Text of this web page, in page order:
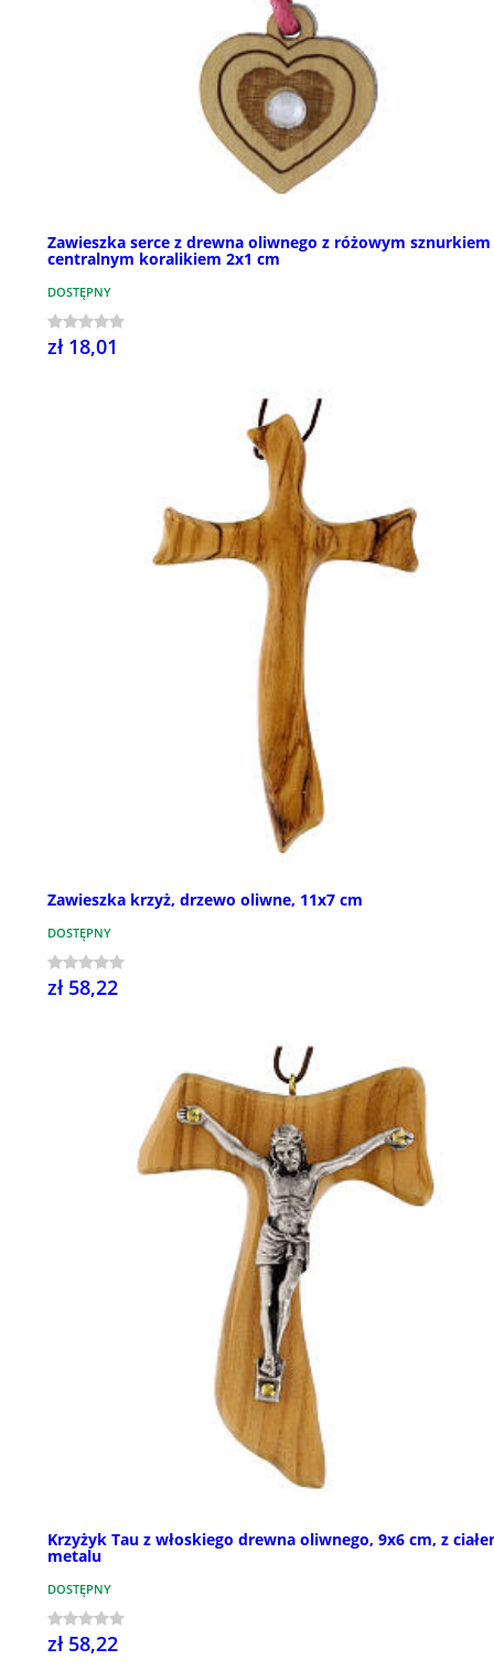
Zawieszka serce z drewna oliwnego z różowym
centralnym koralikiem 2x1 cm
DOSTĘPNY
zł 18,01
Zawieszka krzyż, drzewo oliwne, 11x7 cm
DOSTĘPNY
zł 58,22
Krzyżyk Tau z włoskiego drewna oliwnego, 9x6 cm, z
metalu
DOSTĘPNY
zł 58,22